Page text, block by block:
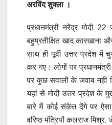
अरविंद शुक्ला ।
प्रधानमंत्री नरेंद्र मोदी
बहुप्रतीक्षित खाद कारखाना
साथ ही पूर्वी उत्तर प्रदेश में
कर गए। लोगों पर
पर कुछ सवालों के जवाब नहीं
यहां से मोदी उत्तर प्रदेश के
बारे में कोई संकेत देंगे पर
वरिष्ठ मंत्रियों कलराज